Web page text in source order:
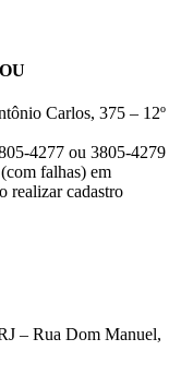
Carlos, 375 – 12º
4277 ou 3805-4279
falhas) em
realizar cadastro
– Rua Dom Manuel,